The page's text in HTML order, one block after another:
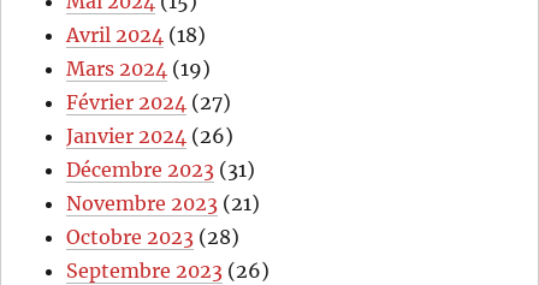
Avril 2024 (18)
Mars 2024 (19)
Février 2024 (27)
Janvier 2024 (26)
Décembre 2023 (31)
Novembre 2023 (21)
Octobre 2023 (28)
Septembre 2023 (26)